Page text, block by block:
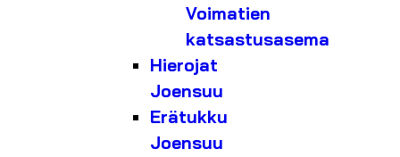
Voimatien
katsastusasema
Hierojat
Joensuu
Erätukku
Joensuu